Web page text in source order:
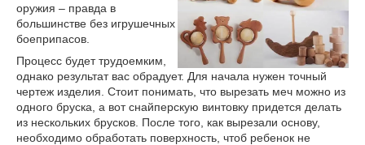
оружия – правда в
большинстве без игрушечных
боеприпасов.
Процесс будет трудоемким,
однако результат вас обрадует. Для начала нужен точный
чертеж изделия. Стоит понимать, что вырезать меч можно из
одного бруска, а вот снайперскую винтовку придется делать
из нескольких брусков. После того, как вырезали основу,
необходимо обработать поверхность, чтоб ребенок не